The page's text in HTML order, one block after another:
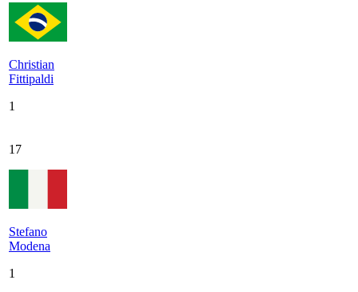
Christian
Fittipaldi
1
17
Stefano
Modena
1